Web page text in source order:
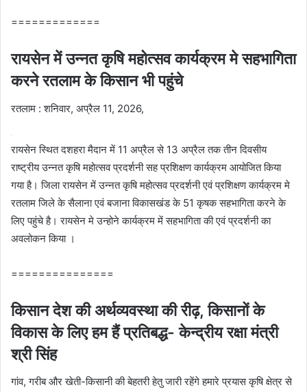
=============
रायसेन में उन्नत कृषि महोत्सव कार्यक्रम मे सहभागिता
करने रतलाम के किसान भी पहुंचे
रतलाम : शनिवार, अप्रैल 11, 2026,
रायसेन स्थित दशहरा मैदान में 11 अप्रैल से 13 अप्रैल तक तीन दिवसीय
राष्ट्रीय उन्नत कृषि महोत्सव प्रदर्शनी सह प्रशिक्षण कार्यक्रम आयोजित किया
गया है। जिला रायसेन में उन्नत कृषि महोत्सव प्रदर्शनी एवं प्रशिक्षण कार्यक्रम मे
रतलाम जिले के सैलाना एवं बजाना विकासखंड के 51 कृषक सहभागिता करने के
लिए पहुंचे है। रायसेन मे उन्होने कार्यक्रम में सहभागिता की एवं प्रदर्शनी का
अवलोकन किया ।
===============
किसान देश की अर्थव्यवस्था की रीढ़, किसानों के
विकास के लिए हम हैं प्रतिबद्ध- केन्द्रीय रक्षा मंत्री
श्री सिंह
गांव, गरीब और खेती-किसानी की बेहतरी हेतु जारी रहेंगे हमारे प्रयास कृषि क्षेत्र से